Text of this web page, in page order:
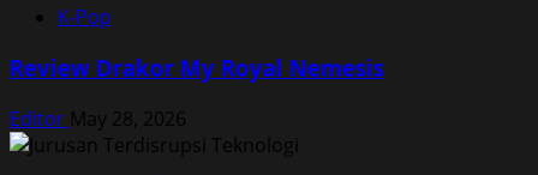
K-Pop
Review Drakor My Royal Nemesis
Editor May 28, 2026